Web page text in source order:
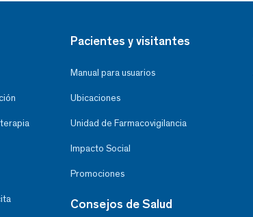
Pacientes y visitantes
Manual para usuarios
Ubicaciones
Unidad de Farmacovigilancia
Impacto Social
Promociones
Consejos de Salud